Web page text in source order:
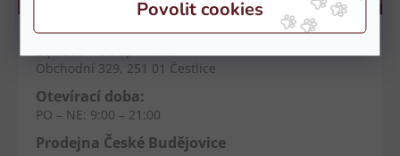
Prodejna Čestlice
Obchodní 329, 251 01 Čestlice
Otevírací doba:
PO – NE: 9:00 – 21:00
Prodejna České Budějovice